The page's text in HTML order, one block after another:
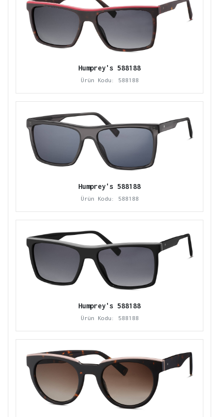
Humprey's 588188
Ürün Kodu: 588188
Humprey's 588188
Ürün Kodu: 588188
Humprey's 588188
Ürün Kodu: 588188